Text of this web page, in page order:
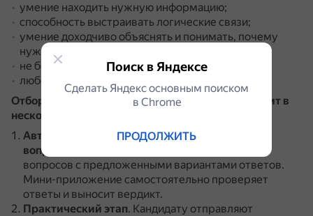
умение находить нужную информацию;
способность выстраивать логические связи;
умение доходчиво объяснять и понимать, почему
нужно вставать на сторону собеседника;
не боязнь стресса;
любовь к дисциплине и самостоятельности.
Отбор в агенты поддержки «ВКонтакте» проходит в
несколько этапов
Автоматизированный тест с техническими
вопросами
вопросов с предложенными вариантами ответов.
Мини-приложение самостоятельно проверяет
ответы и выносит вердикт.
Практический этап. Кандидату отправляют
Поиск в Яндексе
Сделать Яндекс основным поиском
в Сhrome
ПРОДОЛЖИТЬ